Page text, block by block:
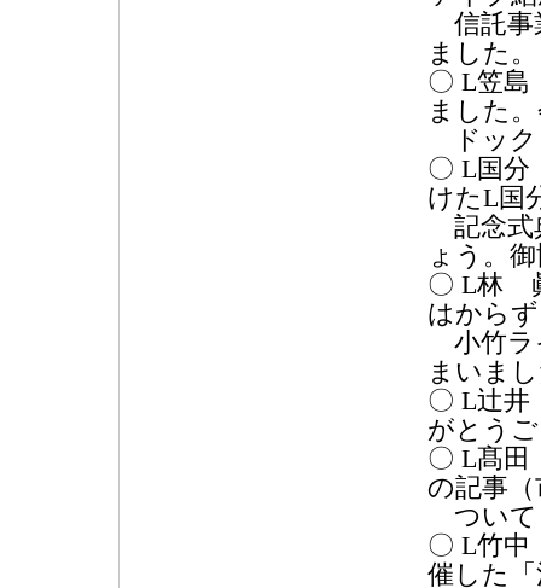
信託事
ました。
〇 L笠
ました
ドック
〇 L国
けたL国
記念式
ょう。
〇 L林
はから
小竹ラ
まいま
〇 L辻
がとう
〇 L髙
の記事
ついて
〇 L竹
催した